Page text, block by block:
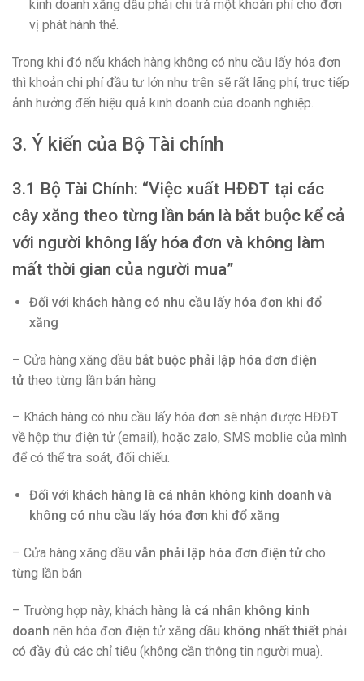
kinh doanh xăng dầu phải chi trả một khoản phí cho đơn
vị phát hành thẻ.
Trong khi đó nếu khách hàng không có nhu cầu lấy hóa đơn
thì khoản chi phí đầu tư lớn như trên sẽ rất lãng phí, trực tiếp
ảnh hưởng đến hiệu quả kinh doanh của doanh nghiệp.
3. Ý kiến của Bộ Tài chính
3.1 Bộ Tài Chính: “Việc xuất HĐĐT tại các
cây xăng theo từng lần bán là bắt buộc kể cả
với người không lấy hóa đơn và không làm
mất thời gian của người mua”
Đối với khách hàng có nhu cầu lấy hóa đơn khi đổ
xăng
– Cửa hàng xăng dầu bắt buộc phải lập hóa đơn điện
tửtheo từng lần bán hàng
– Khách hàng có nhu cầu lấy hóa đơn sẽ nhận được HĐĐT
về hộp thư điện tử (email), hoặc zalo, SMS moblie của mình
để có thể tra soát, đối chiếu.
Đối với khách hàng là cá nhân không kinh doanh và
không có nhu cầu lấy hóa đơn khi đổ xăng
– Cửa hàng xăng dầu vẫn phải lập hóa đơn điện tửcho
từng lần bán
– Trường hợp này, khách hàng là cá nhân không kinh
doanh nên hóa đơn điện tử xăng dầu không nhất thiết phải
có đầy đủ các chỉ tiêu (không cần thông tin người mua).